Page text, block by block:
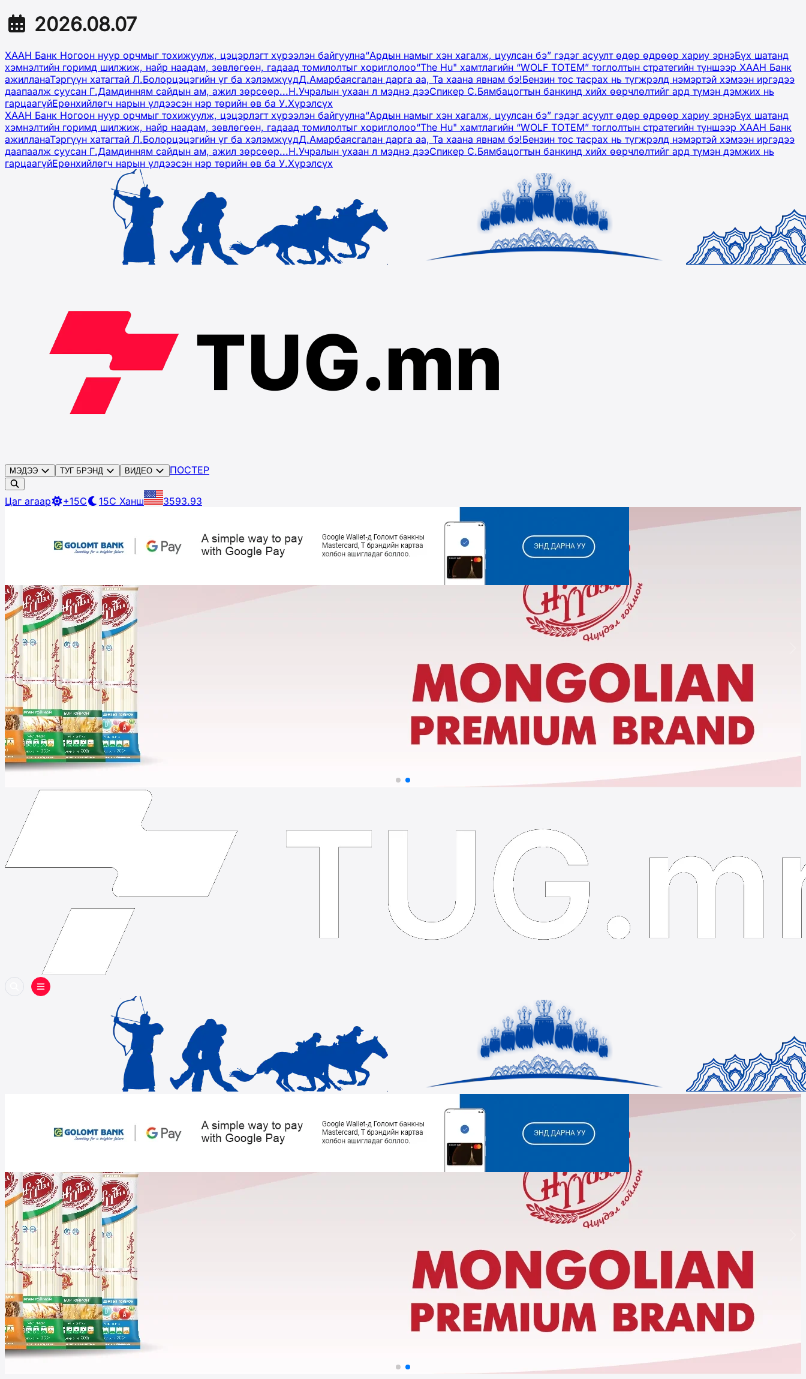
2026.08.07
ХААН Банк Ногоон нуур орчмыг тохижуулж, цэцэрлэгт хүрээлэн байгуулна“Ардын намыг хэн хагалж, цуулсан бэ” гэдэг асуулт өдөр өдрөөр хариу эрнэБүх шатанд
хэмнэлтийн горимд шилжиж, найр наадам, зөвлөгөөн, гадаад томилолтыг хориглолоо“The Hu" хамтлагийн “WOLF TOTEM” тоглолтын стратегийн түншээр ХААН Банк
ажилланаТэргүүн хатагтай Л.Болорцэцэгийн үг ба хэлэмжүүдД.Амарбаясгалан дарга аа, Та хаана явнам бэ!Бензин тос тасрах нь түгжрэлд нэмэртэй хэмээн иргэдээ
даапаалж суусан Г.Дамдинням сайдын ам, ажил зөрсөөр...Н.Учралын ухаан л мэднэ дээСпикер С.Бямбацогтын банкинд хийх өөрчлөлтийг ард түмэн дэмжих нь
гарцаагүйЕрөнхийлөгч нарын үлдээсэн нэр төрийн өв ба У.Хүрэлсүх
ХААН Банк Ногоон нуур орчмыг тохижуулж, цэцэрлэгт хүрээлэн байгуулна“Ардын намыг хэн хагалж, цуулсан бэ” гэдэг асуулт өдөр өдрөөр хариу эрнэБүх шатанд
хэмнэлтийн горимд шилжиж, найр наадам, зөвлөгөөн, гадаад томилолтыг хориглолоо“The Hu" хамтлагийн “WOLF TOTEM” тоглолтын стратегийн түншээр ХААН Банк
ажилланаТэргүүн хатагтай Л.Болорцэцэгийн үг ба хэлэмжүүдД.Амарбаясгалан дарга аа, Та хаана явнам бэ!Бензин тос тасрах нь түгжрэлд нэмэртэй хэмээн иргэдээ
даапаалж суусан Г.Дамдинням сайдын ам, ажил зөрсөөр...Н.Учралын ухаан л мэднэ дээСпикер С.Бямбацогтын банкинд хийх өөрчлөлтийг ард түмэн дэмжих нь
гарцаагүйЕрөнхийлөгч нарын үлдээсэн нэр төрийн өв ба У.Хүрэлсүх
МЭДЭЭ ТУГ БРЭНД ВИДЕО ПОСТЕР
Цаг агаар +15C 15C Ханш 3593.93